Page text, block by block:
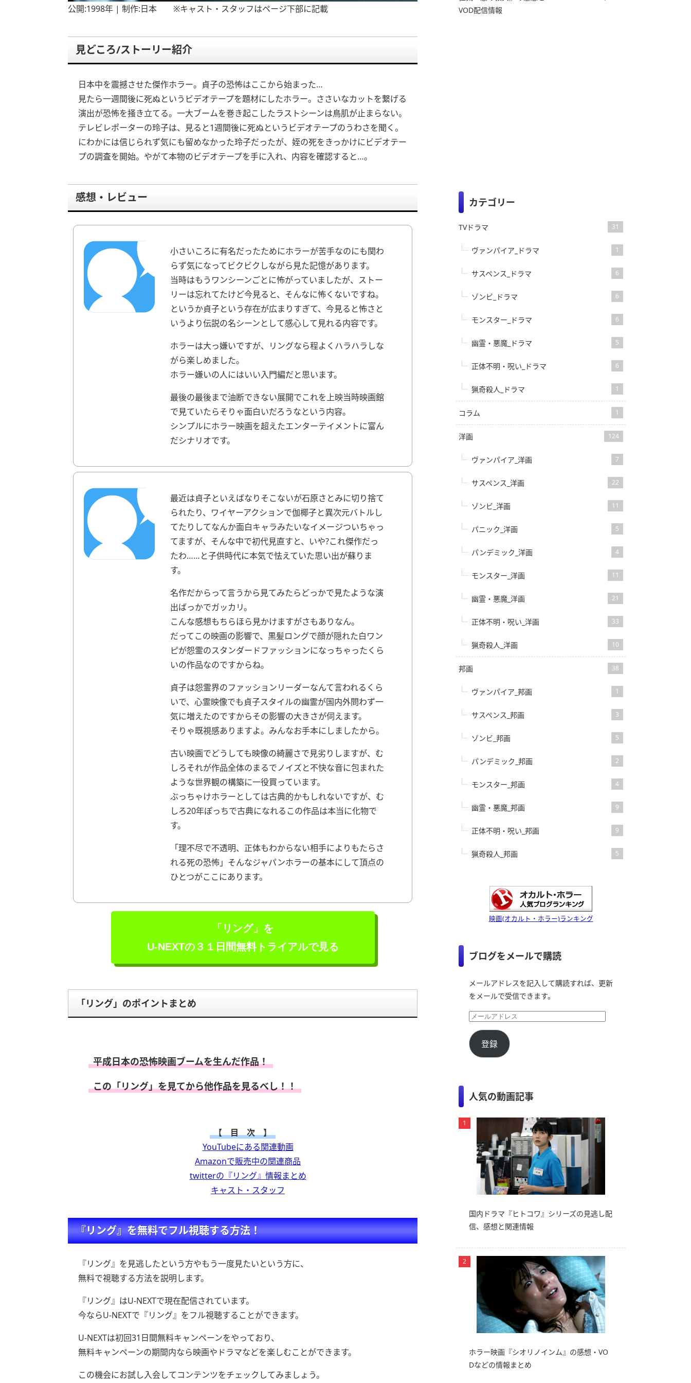
公開:1998年 | 制作:日本 ※キャスト・スタッフはページ下部に記載
見どころ/ストーリー紹介
日本中を震撼させた傑作ホラー。貞子の恐怖はここから始まった…
見たら一週間後に死ぬというビデオテープを題材にしたホラー。ささいなカットを繋げる
演出が恐怖を掻き立てる。一大ブームを巻き起こしたラストシーンは鳥肌が止まらない。
テレビレポーターの玲子は、見ると1週間後に死ぬというビデオテープのうわさを聞く。
にわかには信じられず気にも留めなかった玲子だったが、姪の死をきっかけにビデオテー
プの調査を開始。やがて本物のビデオテープを手に入れ、内容を確認すると…。
感想・レビュー
小さいころに有名だったためにホラーが苦手なのにも関わ
らず気になってビクビクしながら見た記憶があります。
当時はもうワンシーンごとに怖がっていましたが、ストー
リーは忘れてたけど今見ると、そんなに怖くないですね。
というか貞子という存在が広まりすぎて、今見ると怖さと
いうより伝説の名シーンとして感心して見れる内容です。
ホラーは大っ嫌いですが、リングなら程よくハラハラしな
がら楽しめました。
ホラー嫌いの人にはいい入門編だと思います。
最後の最後まで油断できない展開でこれを上映当時映画館
で見ていたらそりゃ面白いだろうなという内容。
シンプルにホラー映画を超えたエンターテイメントに富ん
だシナリオです。
最近は貞子といえばなりそこないが石原さとみに切り捨て
られたり、ワイヤーアクションで伽椰子と異次元バトルし
てたりしてなんか面白キャラみたいなイメージついちゃっ
てますが、そんな中で初代見直すと、いや?これ傑作だっ
たわ……と子供時代に本気で怯えていた思い出が蘇りま
す。
名作だからって言うから見てみたらどっかで見たような演
出ばっかでガッカリ。
こんな感想もちらほら見かけますがさもありなん。
だってこの映画の影響で、黒髪ロングで顔が隠れた白ワン
ピが怨霊のスタンダードファッションになっちゃったくら
いの作品なのですからね。
貞子は怨霊界のファッションリーダーなんて言われるくら
いで、心霊映像でも貞子スタイルの幽霊が国内外問わず一
気に増えたのですからその影響の大きさが伺えます。
そりゃ既視感ありますよ。みんなお手本にしましたから。
古い映画でどうしても映像の綺麗さで見劣りしますが、む
しろそれが作品全体のまるでノイズと不快な音に包まれた
ような世界観の構築に一役買っています。
ぶっちゃけホラーとしては古典的かもしれないですが、む
しろ20年ぽっちで古典になれるこの作品は本当に化物で
す。
「理不尽で不透明、正体もわからない相手によりもたらさ
れる死の恐怖」そんなジャパンホラーの基本にして頂点の
ひとつがここにあります。
「リング」を
U-NEXTの３１日間無料トライアルで見る
「リング」のポイントまとめ
平成日本の恐怖映画ブームを生んだ作品！
この「リング」を見てから他作品を見るべし！！
【 目 次 】
YouTubeにある関連動画
Amazonで販売中の関連商品
twitterの『リング』情報まとめ
キャスト・スタッフ
『リング』を無料でフル視聴する方法！
『リング』を見逃したという方やもう一度見たいという方に、
無料で視聴する方法を説明します。
『リング』はU-NEXTで現在配信されています。
今ならU-NEXTで『リング』をフル視聴することができます。
U-NEXTは初回31日間無料キャンペーンをやっており、
無料キャンペーンの期間内なら映画やドラマなどを楽しむことができます。
この機会にお試し入会してコンテンツをチェックしてみましょう。
VOD配信情報
カテゴリー
TVドラマ 31
ヴァンパイア_ドラマ 1
サスペンス_ドラマ 6
ゾンビ_ドラマ 6
モンスター_ドラマ 6
幽霊・悪魔_ドラマ 5
正体不明・呪い_ドラマ 6
猟奇殺人_ドラマ 1
コラム 1
洋画 124
ヴァンパイア_洋画 7
サスペンス_洋画 22
ゾンビ_洋画 11
パニック_洋画 5
パンデミック_洋画 4
モンスター_洋画 11
幽霊・悪魔_洋画 21
正体不明・呪い_洋画 33
猟奇殺人_洋画 10
邦画 38
ヴァンパイア_邦画 1
サスペンス_邦画 3
ゾンビ_邦画 5
パンデミック_邦画 2
モンスター_邦画 4
幽霊・悪魔_邦画 9
正体不明・呪い_邦画 9
猟奇殺人_邦画 5
映画(オカルト・ホラー)ランキング
ブログをメールで購読
メールアドレスを記入して購読すれば、更新
をメールで受信できます。
登録
人気の動画記事
国内ドラマ『ヒトコワ』シリーズの見逃し配
信、感想と関連情報
ホラー映画『シオリノインム』の感想・VO
Dなどの情報まとめ